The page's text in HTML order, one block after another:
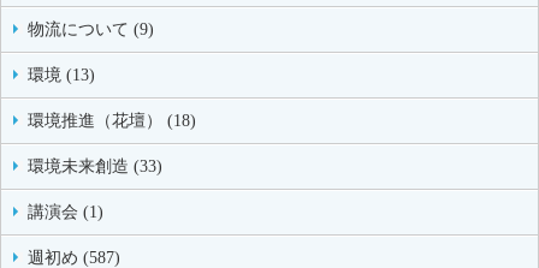
物流について (9)
環境 (13)
環境推進（花壇） (18)
環境未来創造 (33)
講演会 (1)
週初め (587)